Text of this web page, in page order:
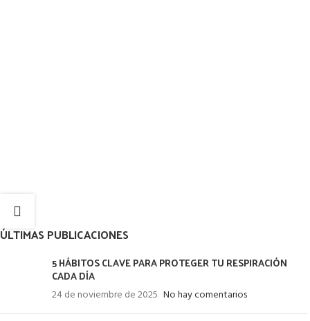
ÚLTIMAS PUBLICACIONES
5 HÁBITOS CLAVE PARA PROTEGER TU RESPIRACIÓN
CADA DÍA
24 de noviembre de 2025 No hay comentarios